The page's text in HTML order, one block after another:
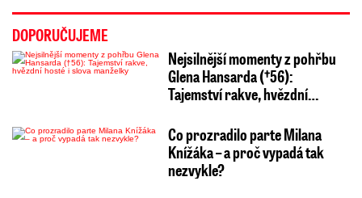
DOPORUČUJEME
Nejsilnější momenty z pohřbu
Glena Hansarda (†56):
Tajemství rakve, hvězdní…
Co prozradilo parte Milana
Knížáka – a proč vypadá tak
nezvykle?